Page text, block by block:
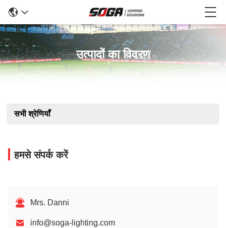
उत्पादों का विवरण
सभी श्रेणियाँ
हमसे संपर्क करें
Mrs. Danni
info@soga-lighting.com